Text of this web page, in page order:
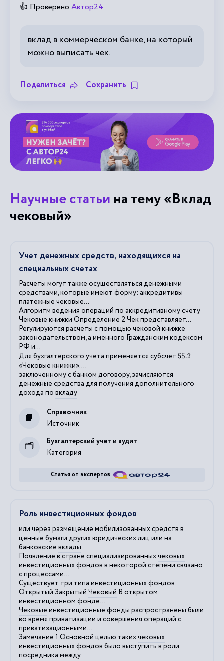
👍 Проверено Автор24
вклад в коммерческом банке, на который
можно выписать чек.
Поделиться Сохранить
Научные статьи на тему «Вклад
чековый»
Учет денежных средств, находящихся на
специальных счетах
Расчеты могут также осуществляться денежными
средствами, которые имеют форму: аккредитивы
платежные чековые...
Алгоритм ведения операций по аккредитивному счету
Чековые книжки Определение 2 Чек представляет...
Регулируются расчеты с помощью чековой книжке
законодательством, а именного Гражданским кодексом
РФ и...
Для бухгалтерского учета применяется субсчет 55.2
«Чековые книжки»....
заключенному с банком договору, зачисляются
денежные средства для получения дополнительного
дохода по вкладу
Источник
Справочник
Категория
Бухгалтерский учет и аудит
Статья от экспертов
Роль инвестиционных фондов
или через размещение мобилизованных средств в
ценные бумаги других юридических лиц или на
банковские вклады...
Появление в стране специализированныхчековых
инвестиционных фондов в некоторой степени связано
с процессами...
Существует три типа инвестиционных фондов:
Открытый Закрытый Чековый В открытом
инвестиционном фонде...
Чековые инвестиционные фонды распространены были
во время приватизации и совершения операций с
приватизационными...
Замечание 1 Основной целью такихчековых
инвестиционных фондов было выступить в роли
посредника между